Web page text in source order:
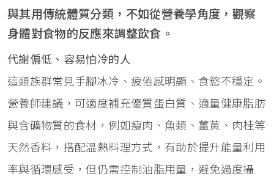
與其用傳統體質分類，不如從營養學角度，觀察
身體對食物的反應來調整飲食。
代謝偏低、容易怕冷的人
這類族群常見手腳冰冷、疲倦感明顯、食慾不穩定。
營養師建議，可適度補充優質蛋白質、適量健康脂肪
與含礦物質的食材，例如瘦肉、魚類、薑黃、肉桂等
天然香料，搭配溫熱料理方式，有助於提升能量利用
率與循環感受，但仍需控制油脂用量，避免過度攝